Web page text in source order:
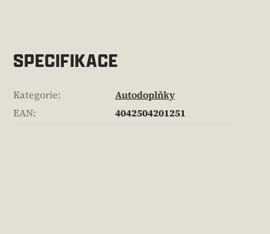
SPECIFIKACE
Kategorie:
Autodoplňky
EAN: 4042504201251